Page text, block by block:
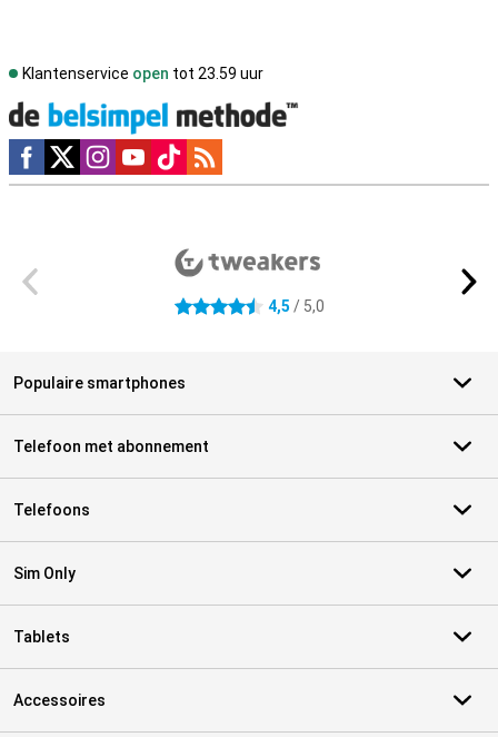
Klantenservice open tot 23.59 uur
Social media
4.5 sterren 4,5 / 5,0
Populaire smartphones
Telefoon met abonnement
Telefoons
Sim Only
Tablets
Accessoires